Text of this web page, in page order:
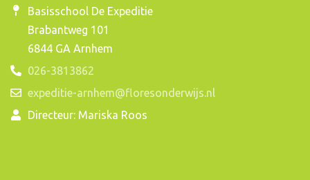
Basisschool De Expeditie
Brabantweg 101
6844 GA Arnhem
026-3813862
expeditie-arnhem@floresonderwijs.nl
Directeur: Mariska Roos